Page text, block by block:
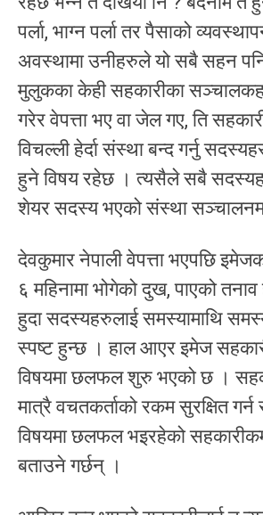
पर्ला, भाग्न पर्ला तर पैसाको
अवस्थामा उनीहरुले यो सबै सहन
मुलुकका केही सहकारीका
गरेर वेपत्ता भए वा जेल गए, ति
विचल्ली हेर्दा संस्था बन्द गर्नु
हुने विषय रहेछ । त्यसैले सबै
शेयर सदस्य भएको संस्था
देवकुमार नेपाली वेपत्ता भएपछि
६ महिनामा भोगेको दुख, पाएको तनाव
हुदा सदस्यहरुलाई समस्यामाथि
स्पष्ट हुन्छ । हाल आएर इमेज
विषयमा छलफल शुरु भएको छ ।
मात्रै वचतकर्ताको रकम सुरक्षित
विषयमा छलफल भइरहेको
बताउने गर्छन् ।